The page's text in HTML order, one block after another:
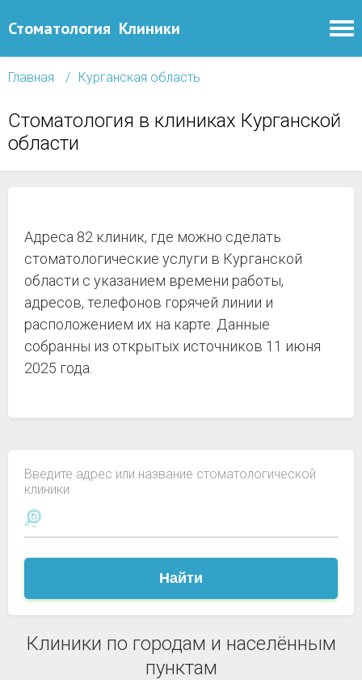
Стоматология Клиники
Главная Курганская область
Стоматология в клиниках Курганской
области
Адреса 82 клиник, где можно сделать
стоматологические услуги в Курганской
области с указанием времени работы,
адресов, телефонов горячей линии и
расположением их на карте. Данные
собранны из открытых источников 11 июня
2025 года.
Введите адрес или название стоматологической
клиники
Найти
Клиники по городам и населённым
пунктам